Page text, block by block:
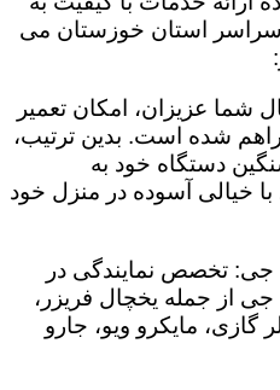
سراسر استان خوزستان می
شما عزیزان، امکان تعمیر
شده است. بدین ترتیب،
دستگاه خود به
خیالی آسوده در منزل خود
جی: تخصص نمایندگی در
جی از جمله یخچال فریزر،
مایکرو ویو، جارو